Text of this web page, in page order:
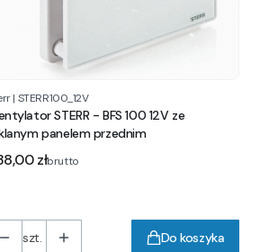
| STERR100_12V
STERR - BFS 100 12V ze
panelem przednim
złbrutto
szt. Do koszyka